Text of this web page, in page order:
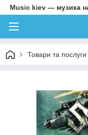
Music kiev — музика
Товари та послуги